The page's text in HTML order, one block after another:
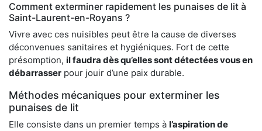
Comment exterminer rapidement les punaises de lit à
Saint-Laurent-en-Royans ?
Vivre avec ces nuisibles peut être la cause de diverses
déconvenues sanitaires et hygiéniques. Fort de cette
présomption, il faudra dès qu’elles sont détectées vous en
débarrasser pour jouir d’une paix durable.
Méthodes mécaniques pour exterminer les
punaises de lit
Elle consiste dans un premier temps à l’aspiration de